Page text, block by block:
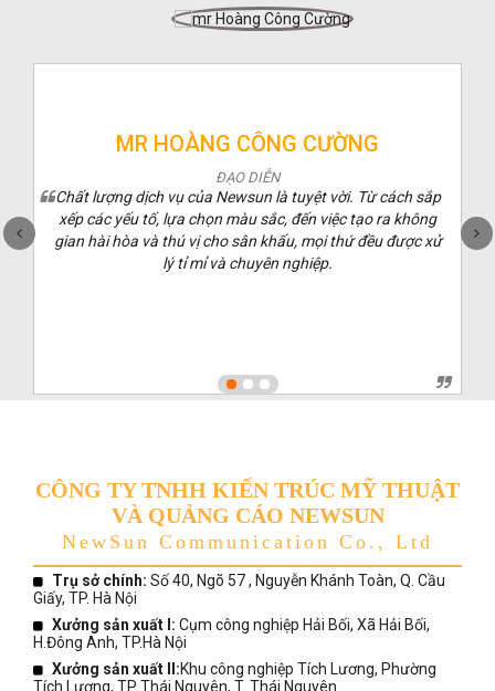
MR HOÀNG CÔNG CƯỜNG
ĐẠO DIỄN
Chất lượng dịch vụ của Newsun là tuyệt vời. Từ cách sắp
xếp các yếu tố, lựa chọn màu sắc, đến việc tạo ra không
gian hài hòa và thú vị cho sân khấu, mọi thứ đều được xử
lý tỉ mỉ và chuyên nghiệp.
CÔNG TY TNHH KIẾN TRÚC MỸ THUẬT
VÀ QUẢNG CÁO NEWSUN
NewSun Communication Co., Ltd
Trụ sở chính: Số 40, Ngõ 57 , Nguyễn Khánh Toàn, Q. Cầu
Giấy, TP. Hà Nội
Xưởng sản xuất I: Cụm công nghiệp Hải Bối, Xã Hải Bối,
H.Đông Anh, TP.Hà Nội
Xưởng sản xuất II:Khu công nghiệp Tích Lương, Phường
Tích Lương, TP Thái Nguyên, T. Thái Nguyên